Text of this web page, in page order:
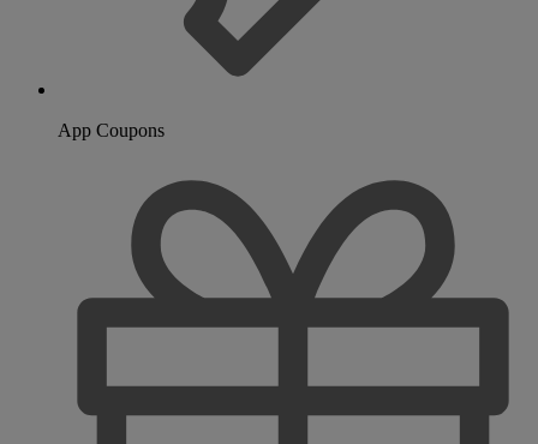
App Coupons